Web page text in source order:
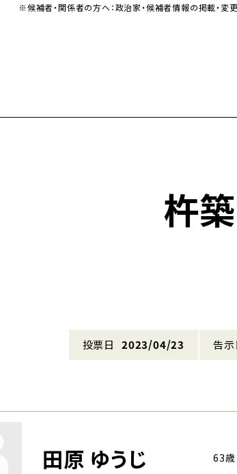
※候補者・関係者の方へ：政治家・候補者情報の掲載・変
杵
投票日 2023/04/23 告示
田原 ゆうじ 63